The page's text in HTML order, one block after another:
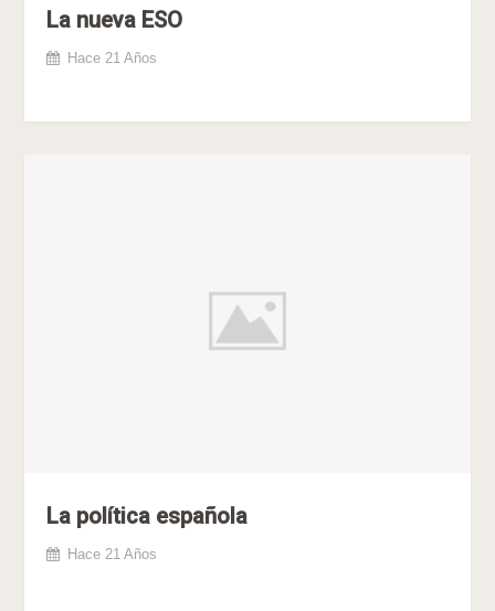
La nueva ESO
Hace 21 Años
La política española
Hace 21 Años